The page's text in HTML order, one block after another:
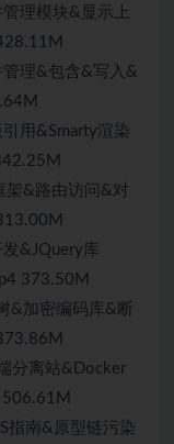
理模块&显示上
理&包含&写入&
用&Smarty渲染
架&路由访问&对
&JQuery库
373.50M
&加密编码库&断
分离站&Docker
506.61M
指南&原型链污染